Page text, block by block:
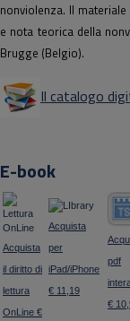
nonviolenza. Il
e nota teorica della
Brugge (Belgio).
Il catalogo
E-book
Acquista
il diritto di
lettura
OnLine €
Acquista
per
iPad/iPhone
€ 11,19
pdf
€